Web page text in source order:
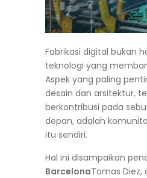
Fabrikasi digital bukan
teknologi yang
Aspek yang paling
desain dan arsitektur,
berkontribusi pada
depan, adalah
itu sendiri.
Hal ini disampaikan
BarcelonaTomas